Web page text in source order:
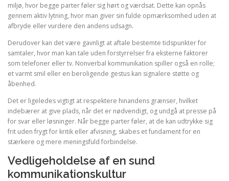
miljø, hvor begge parter føler sig hørt og værdsat. Dette kan opnås
gennem aktiv lytning, hvor man giver sin fulde opmærksomhed uden at
afbryde eller vurdere den andens udsagn.
Derudover kan det være gavnligt at aftale bestemte tidspunkter for
samtaler, hvor man kan tale uden forstyrrelser fra eksterne faktorer
som telefoner eller tv. Nonverbal kommunikation spiller også en rolle;
et varmt smil eller en beroligende gestus kan signalere støtte og
åbenhed.
Det er ligeledes vigtigt at respektere hinandens grænser, hvilket
indebærer at give plads, når det er nødvendigt, og undgå at presse på
for svar eller løsninger. Når begge parter føler, at de kan udtrykke sig
frit uden frygt for kritik eller afvisning, skabes et fundament for en
stærkere og mere meningsfuld forbindelse.
Vedligeholdelse af en sund
kommunikationskultur